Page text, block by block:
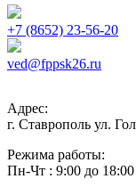
+7 (8652) 23-56-20
ved@fppsk26.ru
Адрес:
г. Ставрополь ул.
Режима работы:
Пн-Чт : 9:00 до